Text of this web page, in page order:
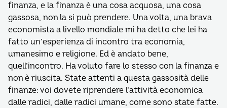
finanza, e la finanza è una cosa acquosa, una cosa
gassosa, non la si può prendere. Una volta, una brava
economista a livello mondiale mi ha detto che lei ha
fatto un’esperienza di incontro tra economia,
umanesimo e religione. Ed è andato bene,
quell’incontro. Ha voluto fare lo stesso con la finanza e
non è riuscita. State attenti a questa gassosità delle
finanze: voi dovete riprendere l’attività economica
dalle radici, dalle radici umane, come sono state fatte.